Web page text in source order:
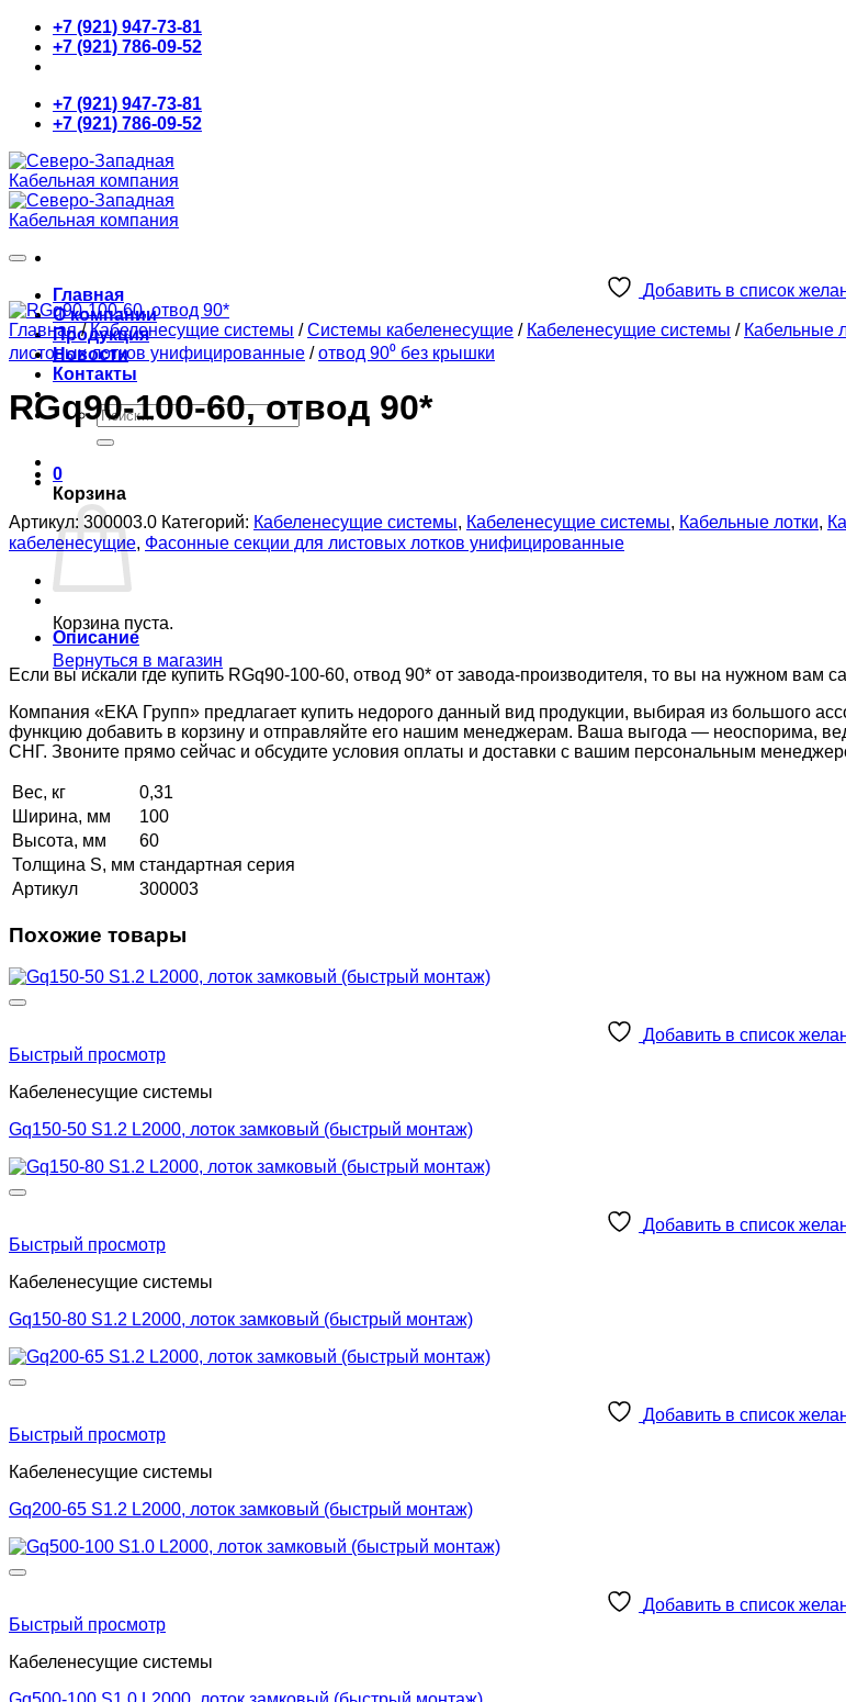
Skip
content
+7 (921) 947-73-81
+7 (921) 786-09-52
+7 (921) 947-73-81
+7 (921) 786-09-52
Главная
О компании
Продукция
Новости
Контакты
Искать:
0
Корзина
Корзина пуста.
Вернуться в магазин
Добавить в список
Главная / Кабеленесущие системы / Системы кабеленесущие / Кабеленесущие системы / Кабельные
листовых лотков унифицированные / отвод 90⁰ без крышки
RGq90-100-60, отвод 90*
Артикул: 300003.0 Категорий: Кабеленесущие системы, Кабеленесущие системы, Кабельные лотки,
кабеленесущие, Фасонные секции для листовых лотков унифицированные
Описание
Если вы искали где купить RGq90-100-60, отвод 90* от завода-производителя, то вы на нужном вам
Компания «ЕКА Групп» предлагает купить недорого данный вид продукции, выбирая из большого
функцию добавить в корзину и отправляйте его нашим менеджерам. Ваша выгода — неоспорима,
СНГ. Звоните прямо сейчас и обсудите условия оплаты и доставки с вашим персональным
Вес, кг
0,31
Ширина, мм
100
Высота, мм
60
Толщина S, мм стандартная серия
Артикул
300003
Похожие товары
Добавить в список
Быстрый просмотр
Кабеленесущие системы
Gq150-50 S1.2 L2000, лоток замковый (быстрый монтаж)
Добавить в список
Быстрый просмотр
Кабеленесущие системы
Gq150-80 S1.2 L2000, лоток замковый (быстрый монтаж)
Добавить в список
Быстрый просмотр
Кабеленесущие системы
Gq200-65 S1.2 L2000, лоток замковый (быстрый монтаж)
Добавить в список
Быстрый просмотр
Кабеленесущие системы